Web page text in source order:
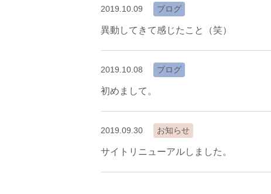
2019.10.09 ブログ
異動してきて感じたこと（笑）
2019.10.08 ブログ
初めまして。
2019.09.30 お知らせ
サイトリニューアルしました。